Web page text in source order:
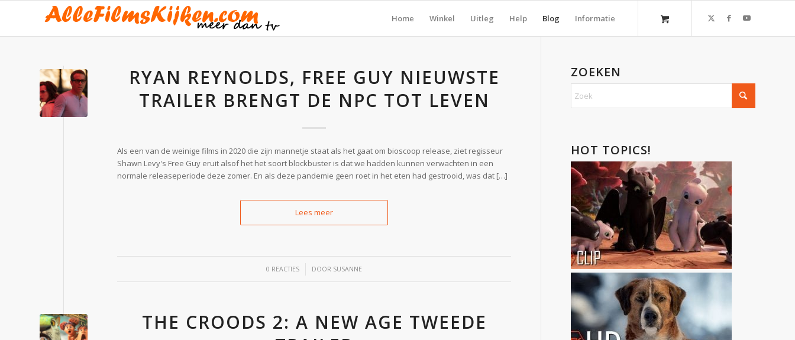
Home Winkel Uitleg Help Blog Informatie
RYAN REYNOLDS, FREE GUY NIEUWSTE
TRAILER BRENGT DE NPC TOT LEVEN
Als een van de weinige films in 2020 die zijn mannetje staat als het gaat om bioscoop release, ziet regisseur
Shawn Levy's Free Guy eruit alsof het het soort blockbuster is dat we hadden kunnen verwachten in een
normale releaseperiode deze zomer. En als deze pandemie geen roet in het eten had gestrooid, was dat […]
Lees meer
0 REACTIES
/ DOOR SUSANNE
THE CROODS 2: A NEW AGE TWEEDE
ZOEKEN
HOT TOPICS!